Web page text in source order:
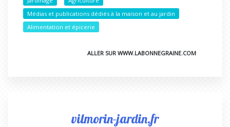
Médias et publications dédiés à la maison et au jardin
Alimentation et épicerie
ALLER SUR WWW.LABONNEGRAINE.COM
vilmorin-jardin.fr